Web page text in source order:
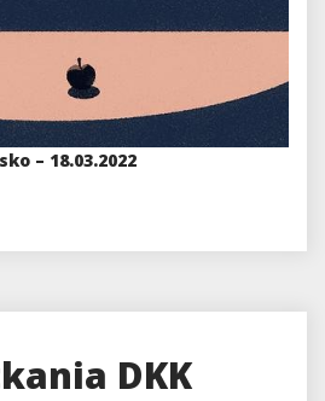
– 18.03.2022
DKK